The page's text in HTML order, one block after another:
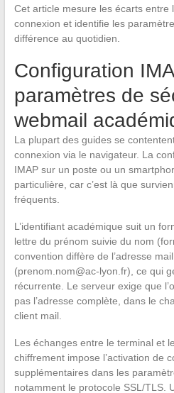
Cet article mesure les écarts entre
connexion et identifie les
différence au quotidien.
Configuration
paramètres de
webmail
La plupart des guides se
connexion via le navigateur. La
IMAP sur un poste ou un
particulière, car c’est là que
fréquents.
L’identifiant académique suit un
lettre du prénom suivie du nom
convention diffère de l’adresse
(prenom.nom@ac-lyon.fr), ce qui
récurrente. Le serveur exige que
pas l’adresse complète, dans le
client mail.
Les échanges entre le terminal et
chiffrement impose l’activation de
supplémentaires dans les
notamment le protocole SSL/TLS.